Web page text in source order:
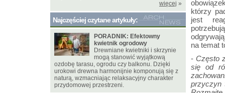
którzy
jest
na temat
- Często
się od
przyczyn
więcej »
Najczęściej czytane artykuły:
PORADNIK: Efektowny
kwietnik ogrodowy
Drewniane kwietniki i skrzynie
mogą stanowić wyjątkową
ozdobę tarasu, ogrodu czy balkonu. Dzięki
urokowi drewna harmonijnie komponują się z
naturą, wzmacniając relaksacyjny charakter
przydomowej przestrzeni.